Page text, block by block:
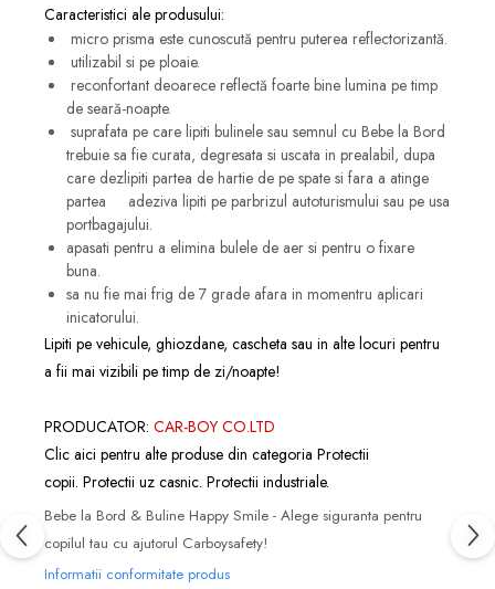
Caracteristici ale produsului:
micro prisma este cunoscută pentru puterea reflectorizantă.
utilizabil si pe ploaie.
reconfortant deoarece reflectă foarte bine lumina pe timp
de seară-noapte.
suprafata pe care lipiti bulinele sau semnul cu Bebe la Bord
trebuie sa fie curata, degresata si uscata in prealabil, dupa
care dezlipiti partea de hartie de pe spate si fara a atinge
partea adeziva lipiti pe parbrizul autoturismului sau pe usa
portbagajului.
apasati pentru a elimina bulele de aer si pentru o fixare
buna.
sa nu fie mai frig de 7 grade afara in momentru aplicari
inicatorului.
Lipiti pe vehicule, ghiozdane, cascheta sau in alte locuri pentru
a fii mai vizibili pe timp de zi/noapte!
PRODUCATOR: CAR-BOY CO.LTD
Clic aici pentru alte produse din categoria Protectii
copii. Protectii uz casnic. Protectii industriale.
Bebe la Bord & Buline Happy Smile - Alege siguranta pentru
copilul tau cu ajutorul Carboysafety!
Informatii conformitate produs